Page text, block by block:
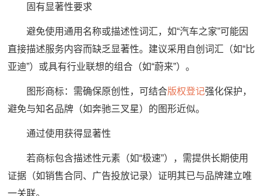
固有显著性要求
避免使用通用名称或描述性词汇，如“汽车之家”可能因
直接描述服务内容而缺乏显著性。建议采用自创词汇（如“比
亚迪”）或具有行业联想的组合（如“蔚来”）。
图形商标：需确保原创性，可结合版权登记强化保护，
避免与知名品牌（如奔驰三叉星）的图形近似。
通过使用获得显著性
若商标包含描述性元素（如“极速”），需提供长期使用
证据（如销售合同、广告投放记录）证明其已与品牌建立唯
一关联。